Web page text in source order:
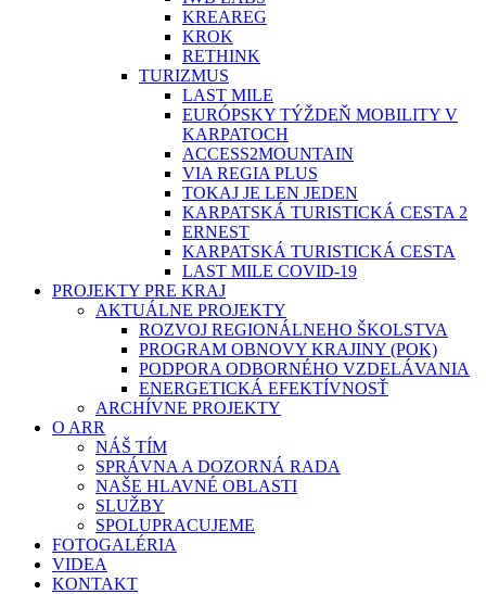
KREAREG
KROK
RETHINK
TURIZMUS
LAST MILE
EURÓPSKY TÝŽDEŇ MOBILITY V
KARPATOCH
ACCESS2MOUNTAIN
VIA REGIA PLUS
TOKAJ JE LEN JEDEN
KARPATSKÁ TURISTICKÁ CESTA 2
ERNEST
KARPATSKÁ TURISTICKÁ CESTA
LAST MILE COVID-19
PROJEKTY PRE KRAJ
AKTUÁLNE PROJEKTY
ROZVOJ REGIONÁLNEHO ŠKOLSTVA
PROGRAM OBNOVY KRAJINY (POK)
PODPORA ODBORNÉHO VZDELÁVANIA
ENERGETICKÁ EFEKTÍVNOSŤ
ARCHÍVNE PROJEKTY
O ARR
NÁŠ TÍM
SPRÁVNA A DOZORNÁ RADA
NAŠE HLAVNÉ OBLASTI
SLUŽBY
SPOLUPRACUJEME
FOTOGALÉRIA
VIDEA
KONTAKT